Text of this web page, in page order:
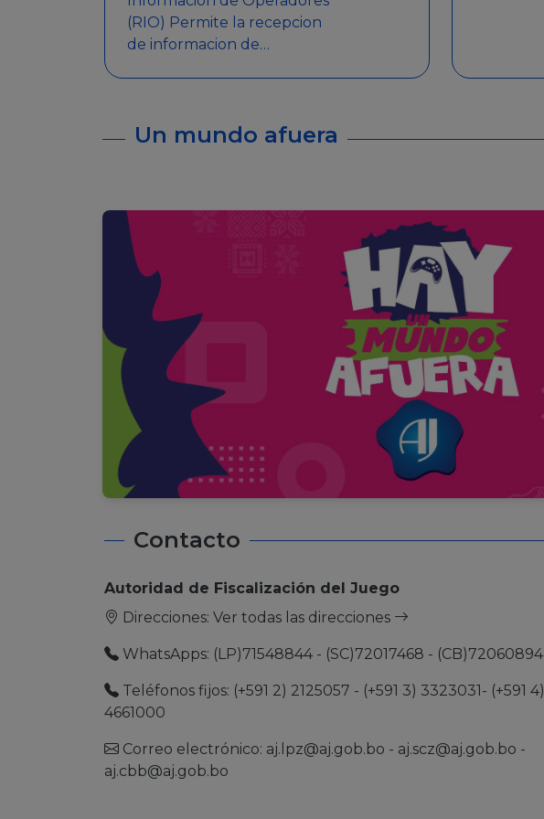
(RIO) Permite la recepcion
de informacion de
significativos, entre otros.
Un mundo afuera
Contacto
Autoridad de Fiscalización del Juego
Direcciones: Ver todas las direcciones
WhatsApps: (LP)71548844 - (SC)72017468 - (CB)72060894
Teléfonos fijos: (+591 2) 2125057 - (+591 3) 3323031- (+591 4)
4661000
Correo electrónico: aj.lpz@aj.gob.bo - aj.scz@aj.gob.bo -
aj.cbb@aj.gob.bo